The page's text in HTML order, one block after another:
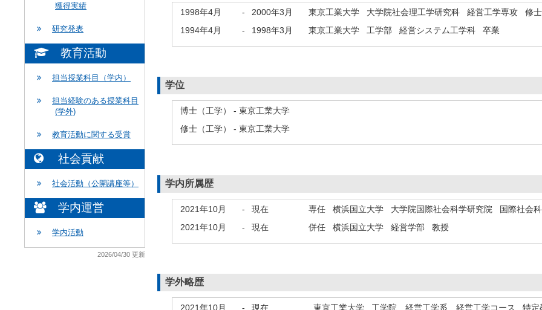
獲得実績
研究発表
教育活動
担当授業科目（学内）
担当経験のある授業科目
(学外)
教育活動に関する受賞
社会貢献
社会活動（公開講座等）
学内運営
学内活動
2026/04/30 更新
1998年4月 - 2000年3月
東京工業大学 大学院社会理工学研究科 経営工学専攻 修
1994年4月
- 1998年3月 東京工業大学 工学部 経営システム工学科 卒業
学位
博士（工学） - 東京工業大学
修士（工学） - 東京工業大学
学内所属歴
2021年10月 - 現在
専任 横浜国立大学 大学院国際社会科学研究院 国際社会
2021年10月
- 現在 併任 横浜国立大学 経営学部 教授
学外略歴
2021年10月 - 現在
東京工業大学 工学院 経営工学系 経営工学コース 特定